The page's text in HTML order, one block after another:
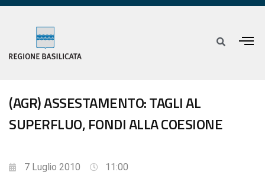
(AGR) ASSESTAMENTO: TAGLI AL
SUPERFLUO, FONDI ALLA COESIONE
7 Luglio 2010 11:00